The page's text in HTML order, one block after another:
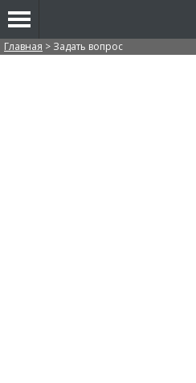
Вы здесь
Главная > Задать вопрос